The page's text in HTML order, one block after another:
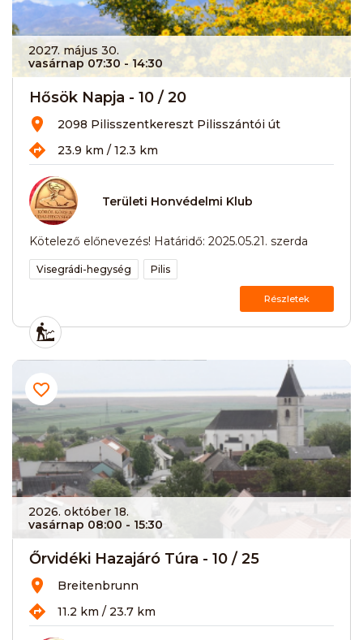
2027. május 30.
vasárnap 07:30 - 14:30
Hősök Napja - 10 / 20
2098 Pilisszentkereszt Pilisszántói út
23.9 km / 12.3 km
Területi Honvédelmi Klub
Kötelező előnevezés! Határidő: 2025.05.21. szerda
Visegrádi-hegység Pilis
Részletek
2026. október 18.
vasárnap 08:00 - 15:30
Őrvidéki Hazajáró Túra - 10 / 25
Breitenbrunn
11.2 km / 23.7 km